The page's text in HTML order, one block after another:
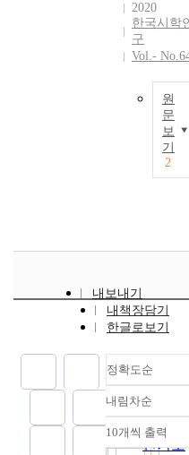
2020
한국시학
구
Vol.-
원
문
보
기
2
내보내기
내책장담기
한글로보기
정확도순
정확도
순
인기도
내림차순
내림차
10개씩 출력